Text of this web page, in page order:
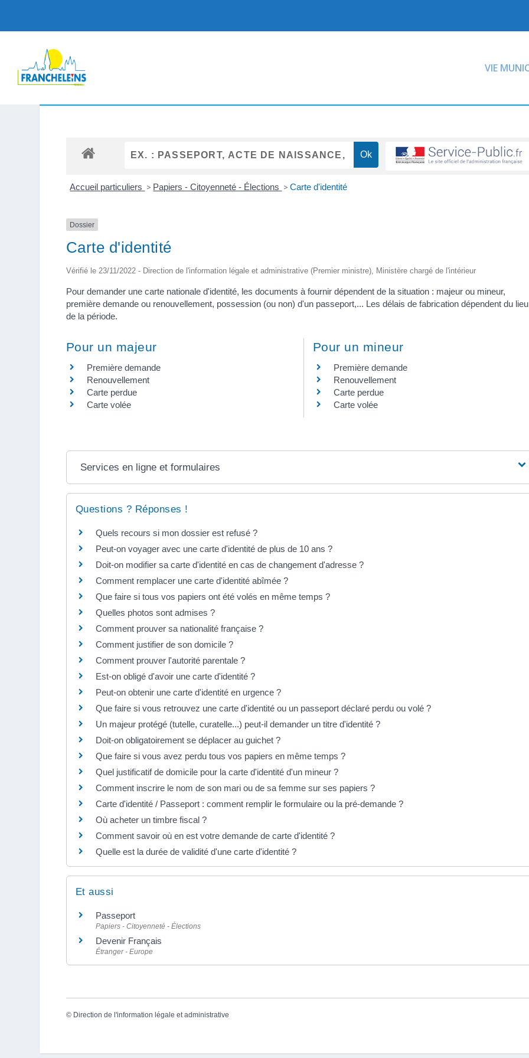
VIE
Accueil particuliers > Papiers - Citoyenneté - Élections > Carte d'identité
Dossier
Carte d'identité
Vérifié le 23/11/2022 - Direction de l'information légale et administrative (Premier ministre), Ministère chargé de l'intérieur
Pour demander une carte nationale d'identité, les documents à fournir dépendent de la situation : majeur ou mineur,
première demande ou renouvellement, possession (ou non) d'un passeport,... Les délais de fabrication dépendent du
de la période.
Pour un majeur
Première demande
Renouvellement
Carte perdue
Carte volée
Pour un mineur
Première demande
Renouvellement
Carte perdue
Carte volée
Services en ligne et formulaires
Questions ? Réponses !
Quels recours si mon dossier est refusé ?
Peut-on voyager avec une carte d'identité de plus de 10 ans ?
Doit-on modifier sa carte d'identité en cas de changement d'adresse ?
Comment remplacer une carte d'identité abîmée ?
Que faire si tous vos papiers ont été volés en même temps ?
Quelles photos sont admises ?
Comment prouver sa nationalité française ?
Comment justifier de son domicile ?
Comment prouver l'autorité parentale ?
Est-on obligé d'avoir une carte d'identité ?
Peut-on obtenir une carte d'identité en urgence ?
Que faire si vous retrouvez une carte d'identité ou un passeport déclaré perdu ou volé ?
Un majeur protégé (tutelle, curatelle...) peut-il demander un titre d'identité ?
Doit-on obligatoirement se déplacer au guichet ?
Que faire si vous avez perdu tous vos papiers en même temps ?
Quel justificatif de domicile pour la carte d'identité d'un mineur ?
Comment inscrire le nom de son mari ou de sa femme sur ses papiers ?
Carte d'identité / Passeport : comment remplir le formulaire ou la pré-demande ?
Où acheter un timbre fiscal ?
Comment savoir où en est votre demande de carte d'identité ?
Quelle est la durée de validité d'une carte d'identité ?
Et aussi
Passeport
Papiers - Citoyenneté - Élections
Devenir Français
Étranger - Europe
© Direction de l'information légale et administrative